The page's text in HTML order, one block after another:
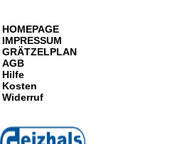
HOMEPAGE
IMPRESSUM
GRÄTZELPLAN
AGB
Hilfe
Kosten
Widerruf